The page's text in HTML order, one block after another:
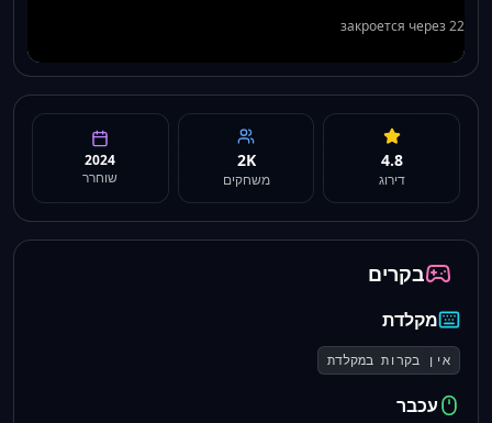
4.8
דירוג
2K
משחקים
2024
שוחרר
בקרים
מקלדת
אין בקרות במקלדת
עכבר